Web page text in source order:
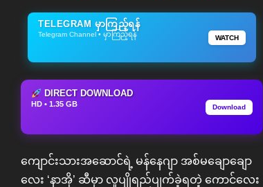
TELEGRAM မှာကြည့်ရန်
Telegram Channel • မှာကြည့်ရန် WATCH
DIRECT DOWNLOAD
HD • 1.35 GB Download
ကျောင်းသားအဆောင်ရဲ့ မန်နေဂျာ အစ်မချောချော
လေး ‘နာအို’ ဆီမှာ လူပျိုရည်ပျက်ခဲ့ရတဲ့ ကောင်လေး